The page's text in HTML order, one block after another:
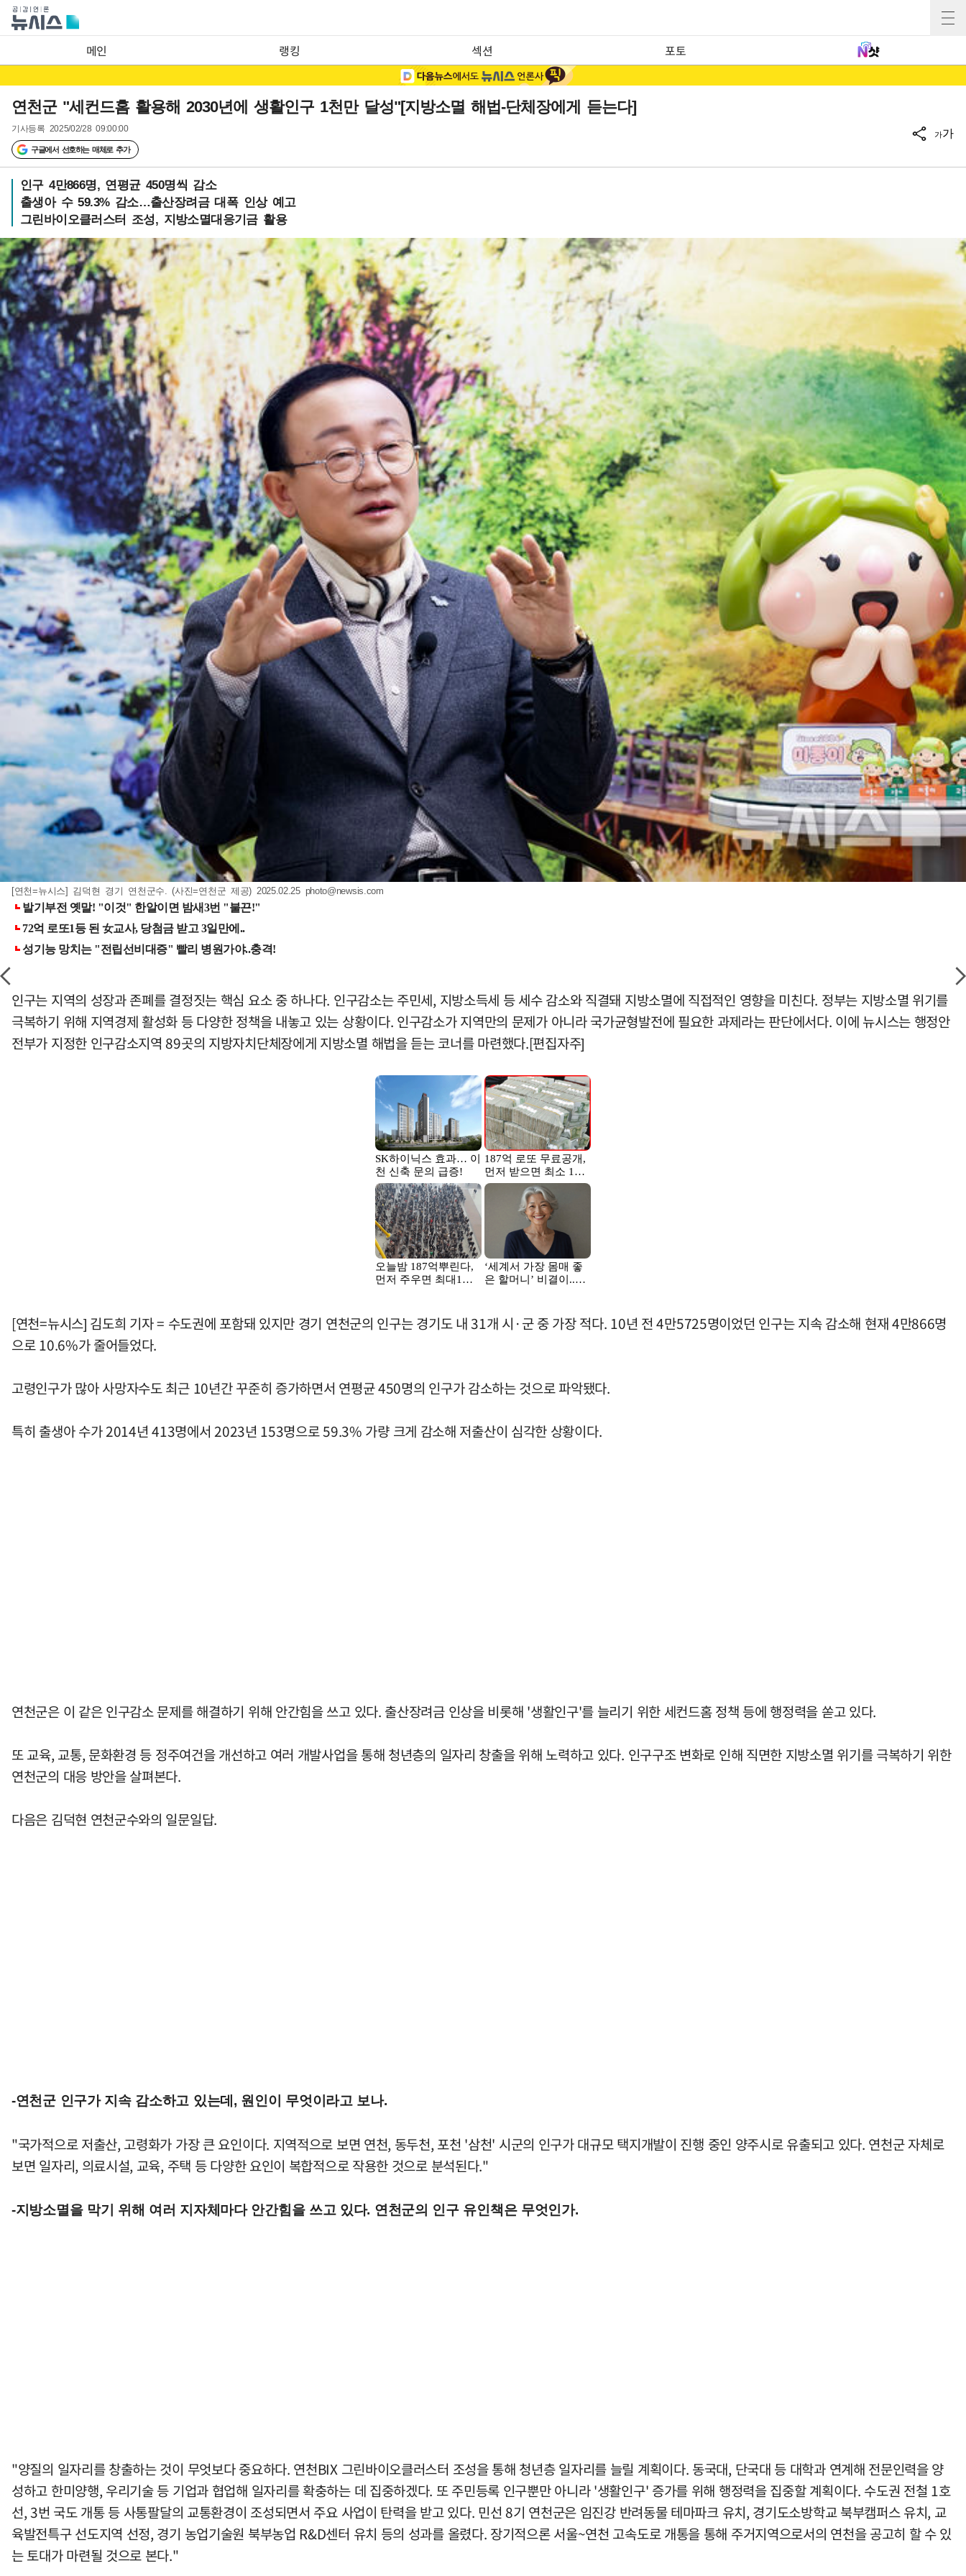
메인 랭킹 섹션 포토
연천군 "세컨드홈 활용해 2030년에 생활인구 1천만 달성"[지방소멸 해법-단체장에게 듣는다]
기사등록 2025/02/28 09:00:00
구글에서 선호하는 매체로 추가
가가
인구 4만866명, 연평균 450명씩 감소
출생아 수 59.3% 감소…출산장려금 대폭 인상 예고
그린바이오클러스터 조성, 지방소멸대응기금 활용
[연천=뉴시스] 김덕현 경기 연천군수. (사진=연천군 제공) 2025.02.25 photo@newsis.com
인구는 지역의 성장과 존폐를 결정짓는 핵심 요소 중 하나다. 인구감소는 주민세, 지방소득세 등 세수 감소와 직결돼 지방소멸에 직접적인 영향을 미친다. 정부는 지방소멸 위기를
극복하기 위해 지역경제 활성화 등 다양한 정책을 내놓고 있는 상황이다. 인구감소가 지역만의 문제가 아니라 국가균형발전에 필요한 과제라는 판단에서다. 이에 뉴시스는 행정안
전부가 지정한 인구감소지역 89곳의 지방자치단체장에게 지방소멸 해법을 듣는 코너를 마련했다.[편집자주]
[연천=뉴시스] 김도희 기자 = 수도권에 포함돼 있지만 경기 연천군의 인구는 경기도 내 31개 시·군 중 가장 적다. 10년 전 4만5725명이었던 인구는 지속 감소해 현재 4만866명
으로 10.6%가 줄어들었다.
고령인구가 많아 사망자수도 최근 10년간 꾸준히 증가하면서 연평균 450명의 인구가 감소하는 것으로 파악됐다.
특히 출생아 수가 2014년 413명에서 2023년 153명으로 59.3% 가량 크게 감소해 저출산이 심각한 상황이다.
연천군은 이 같은 인구감소 문제를 해결하기 위해 안간힘을 쓰고 있다. 출산장려금 인상을 비롯해 '생활인구'를 늘리기 위한 세컨드홈 정책 등에 행정력을 쏟고 있다.
또 교육, 교통, 문화환경 등 정주여건을 개선하고 여러 개발사업을 통해 청년층의 일자리 창출을 위해 노력하고 있다. 인구구조 변화로 인해 직면한 지방소멸 위기를 극복하기 위한
연천군의 대응 방안을 살펴본다.
다음은 김덕현 연천군수와의 일문일답.
-연천군 인구가 지속 감소하고 있는데, 원인이 무엇이라고 보나.
"국가적으로 저출산, 고령화가 가장 큰 요인이다. 지역적으로 보면 연천, 동두천, 포천 '삼천' 시군의 인구가 대규모 택지개발이 진행 중인 양주시로 유출되고 있다. 연천군 자체로
보면 일자리, 의료시설, 교육, 주택 등 다양한 요인이 복합적으로 작용한 것으로 분석된다."
-지방소멸을 막기 위해 여러 지자체마다 안간힘을 쓰고 있다. 연천군의 인구 유인책은 무엇인가.
"양질의 일자리를 창출하는 것이 무엇보다 중요하다. 연천BIX 그린바이오클러스터 조성을 통해 청년층 일자리를 늘릴 계획이다. 동국대, 단국대 등 대학과 연계해 전문인력을 양
성하고 한미양행, 우리기술 등 기업과 협업해 일자리를 확충하는 데 집중하겠다. 또 주민등록 인구뿐만 아니라 '생활인구' 증가를 위해 행정력을 집중할 계획이다. 수도권 전철 1호
선, 3번 국도 개통 등 사통팔달의 교통환경이 조성되면서 주요 사업이 탄력을 받고 있다. 민선 8기 연천군은 임진강 반려동물 테마파크 유치, 경기도소방학교 북부캠퍼스 유치, 교
육발전특구 선도지역 선정, 경기 농업기술원 북부농업 R&D센터 유치 등의 성과를 올렸다. 장기적으론 서울~연천 고속도로 개통을 통해 주거지역으로서의 연천을 공고히 할 수 있
는 토대가 마련될 것으로 본다."